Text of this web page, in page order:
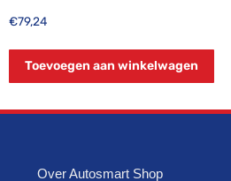
€79,24
Toevoegen aan winkelwagen
Over Autosmart Shop